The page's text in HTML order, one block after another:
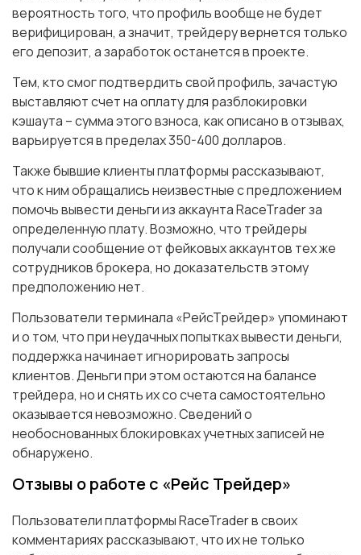
вероятность того, что профиль вообще не будет
верифицирован, а значит, трейдеру вернется только
его депозит, а заработок останется в проекте.
Тем, кто смог подтвердить свой профиль, зачастую
выставляют счет на оплату для разблокировки
кэшаута – сумма этого взноса, как описано в отзывах,
варьируется в пределах 350-400 долларов.
Также бывшие клиенты платформы рассказывают,
что к ним обращались неизвестные с предложением
помочь вывести деньги из аккаунта RaceTrader за
определенную плату. Возможно, что трейдеры
получали сообщение от фейковых аккаунтов тех же
сотрудников брокера, но доказательств этому
предположению нет.
Пользователи терминала «РейсТрейдер» упоминают
и о том, что при неудачных попытках вывести деньги,
поддержка начинает игнорировать запросы
клиентов. Деньги при этом остаются на балансе
трейдера, но и снять их со счета самостоятельно
оказывается невозможно. Сведений о
необоснованных блокировках учетных записей не
обнаружено.
Отзывы о работе с «Рейс Трейдер»
Пользователи платформы RaceTrader в своих
комментариях рассказывают, что их не только